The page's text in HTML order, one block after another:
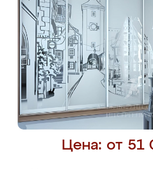
Цена: от 51